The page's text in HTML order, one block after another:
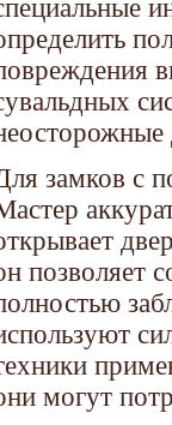
замков с
позволяет
могут